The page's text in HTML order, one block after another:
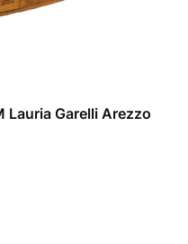
Garelli Arezzo